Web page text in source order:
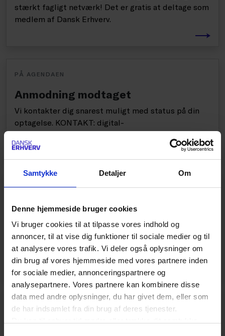
Samtykke Detaljer Om
Denne hjemmeside bruger cookies
Vi bruger cookies til at tilpasse vores indhold og
annoncer, til at vise dig funktioner til sociale medier og til
at analysere vores trafik. Vi deler også oplysninger om
din brug af vores hjemmeside med vores partnere inden
for sociale medier, annonceringspartnere og
analysepartnere. Vores partnere kan kombinere disse
data med andre oplysninger, du har givet dem, eller som
de har indsamlet fra din brug af deres tjenester.
stærkt fagligt netværk! Det er gratis at deltage som
medlem af Dansk Erhverv.
PÅ AGENDAEN
Anmodning modtaget
Vi kontakter dig snarest muligt med status på din
optagelse. KONTAKT: digital-
handel@danskerhverv.dk +45 7225 5601
PÅ AGENDAEN
Nyhedsarkiv (fra FDIH)
Find FDIH's mest populære nyheder fra før fusionen
01.11.2020 her. KONTAKT: digital-
handel@danskerhverv.dk +45 7225 5601
PÅ AGENDAEN
Abonnement